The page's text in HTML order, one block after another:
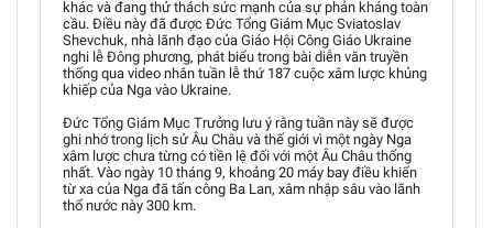
khác và đang thử thách sức mạnh của sự phản kháng toàn
cầu. Điều này đã được Đức Tổng Giám Mục Sviatoslav
Shevchuk, nhà lãnh đạo của Giáo Hội Công Giáo Ukraine
nghi lễ Đông phương, phát biểu trong bài diễn văn truyền
thống qua video nhân tuần lễ thứ 187 cuộc xâm lược khủng
khiếp của Nga vào Ukraine.
Đức Tổng Giám Mục Trưởng lưu ý rằng tuần này sẽ được
ghi nhớ trong lịch sử Âu Châu và thế giới vì một ngày Nga
xâm lược chưa từng có tiền lệ đối với một Âu Châu thống
nhất. Vào ngày 10 tháng 9, khoảng 20 máy bay điều khiển
từ xa của Nga đã tấn công Ba Lan, xâm nhập sâu vào lãnh
thổ nước này 300 km.